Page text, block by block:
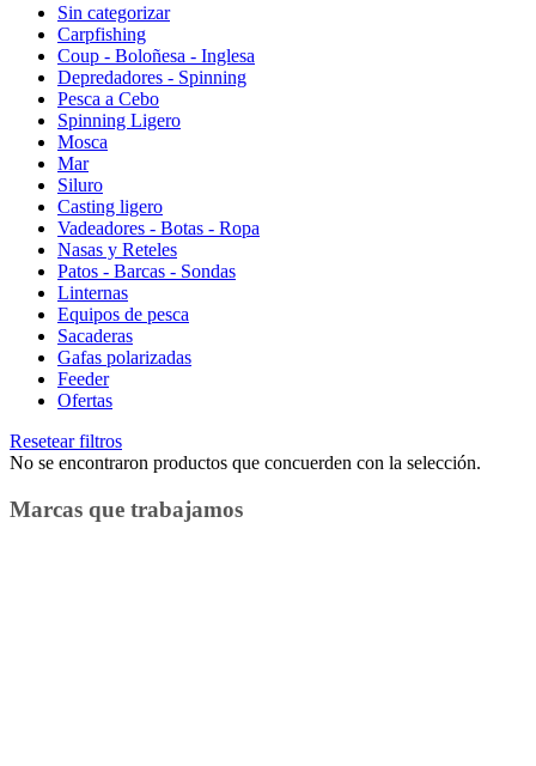
Sin categorizar
Carpfishing
Coup - Boloñesa - Inglesa
Depredadores - Spinning
Pesca a Cebo
Spinning Ligero
Mosca
Mar
Siluro
Casting ligero
Vadeadores - Botas - Ropa
Nasas y Reteles
Patos - Barcas - Sondas
Linternas
Equipos de pesca
Sacaderas
Gafas polarizadas
Feeder
Ofertas
Resetear filtros
No se encontraron productos que concuerden con la selección.
Marcas que trabajamos